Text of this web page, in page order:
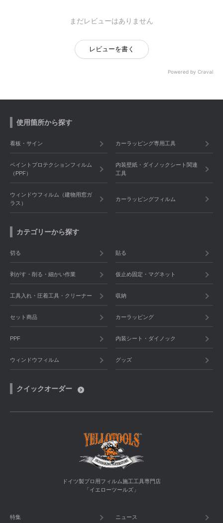
まだレビューはありません
レビューを書く
Powered by Craval
使用箇所から探す
看板・サイン カーラッピング専用工具
ペイントプロテクションフィルム
（PPF）
内装壁紙・ダイノックシート関連
工具
ウィンドウフィルム（建物用窓ガ
ラス）
カーラッピングフィルム
カテゴリーから探す
切る 貼る
剥がす・削る・細かい作業 仮止め固定・マグネット
工具入れ・圧着工具・クリーナー 収納
セット商品 カーラッピング
PPF 内装シート・ダイノック
ウィンドウフィルム グッズ
クイックオーダー
ドイツ製プロ用フィルム施工工具専門店
「イエローツールズ」
特集 ニュース